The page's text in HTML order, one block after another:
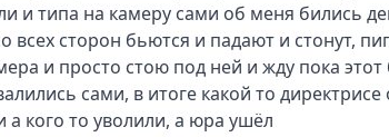
типа на камеру сами об меня бились
всех сторон бьются и падают и стонут,
и просто стою под ней и жду пока
сами, в итоге какой то директрисе
а кого то уволили, а юра ушёл